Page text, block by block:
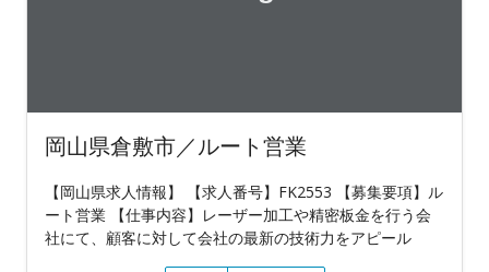
岡山県倉敷市／ルート営業
【岡山県求人情報】 【求人番号】FK2553 【募集要項】ル
ート営業 【仕事内容】レーザー加工や精密板金を行う会
社にて、顧客に対して会社の最新の技術力をアピール